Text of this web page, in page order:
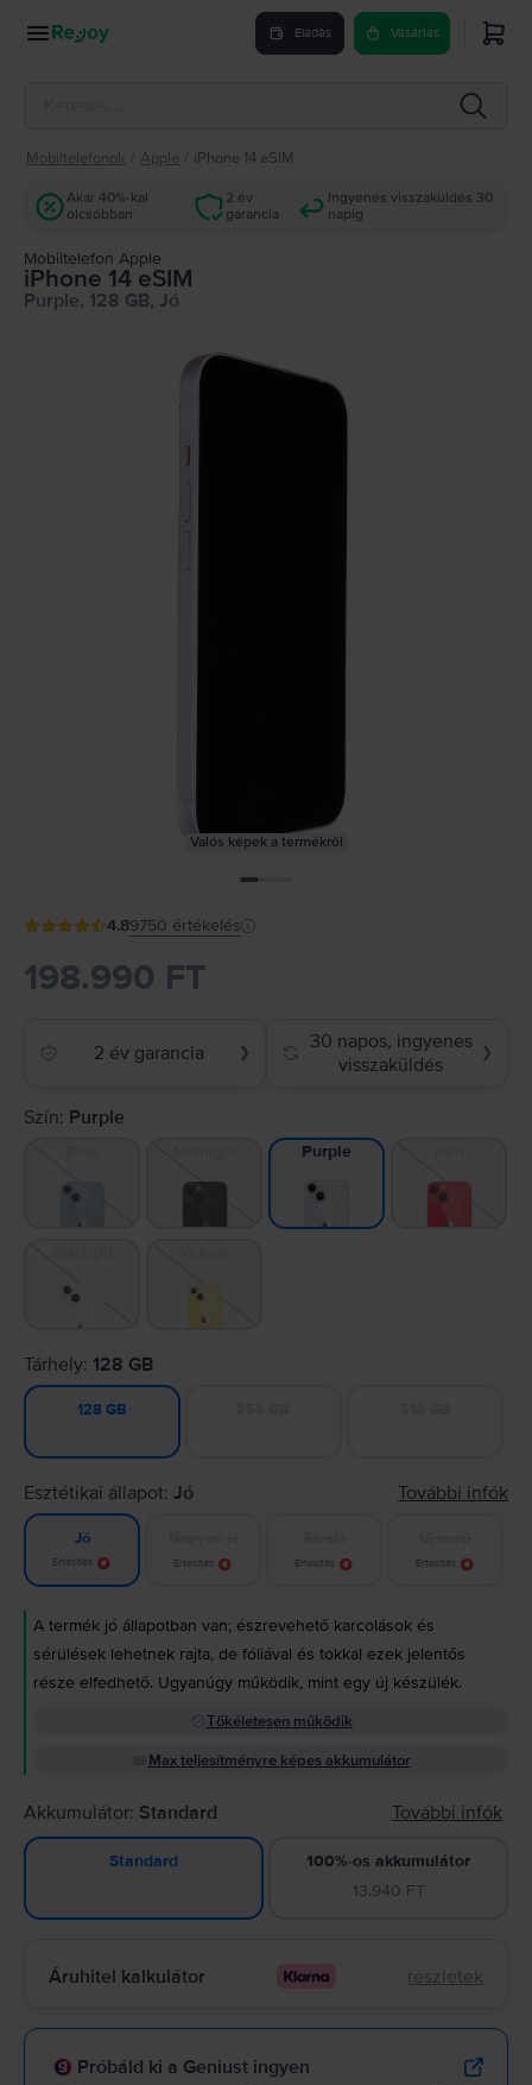
Eladás Vásárlás
Mobiltelefonok Apple iPhone 14 eSIM
Akár 40%-kal
olcsóbban
2 év
garancia
Ingyenes visszaküldés 30
napig
Mobiltelefon Apple
iPhone 14 eSIM
Purple, 128 GB, Jó
Valós képek a termékről
4.89750 értékelés
198.990 FT
2 év garancia ❯
30 napos, ingyenes
visszaküldés
❯
Szín: Purple
Purple
Tárhely: 128 GB
128 GB
Esztétikai állapot: Jó További infók
Jó
Értesítés Értesítés Értesítés Értesítés
A termék jó állapotban van; észrevehető karcolások és
sérülések lehetnek rajta, de fóliával és tokkal ezek jelentős
része elfedhető. Ugyanúgy működik, mint egy új készülék.
Tökéletesen működik
Max teljesítményre képes akkumulátor
Akkumulátor: Standard További infók
Standard
100%-os akkumulátor
13.940 FT
Áruhitel kalkulátor részletek
Próbáld ki a Geniust ingyen